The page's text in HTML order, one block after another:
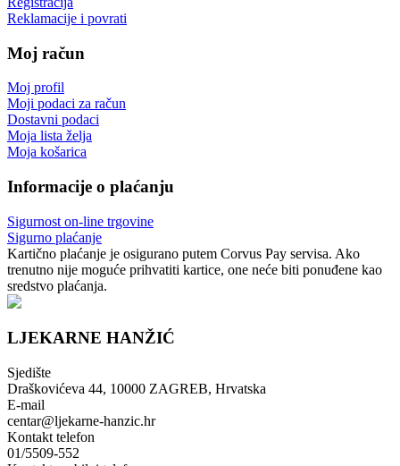
Reklamacije i povrati
Moj račun
Moj profil
Moji podaci za račun
Dostavni podaci
Moja lista želja
Moja košarica
Informacije o plaćanju
Sigurnost on-line trgovine
Sigurno plaćanje
Kartično plaćanje je osigurano putem Corvus Pay servisa. Ako
trenutno nije moguće prihvatiti kartice, one neće biti ponuđene kao
sredstvo plaćanja.
LJEKARNE HANŽIĆ
Sjedište
Draškovićeva 44, 10000 ZAGREB, Hrvatska
E-mail
centar@ljekarne-hanzic.hr
Kontakt telefon
01/5509-552